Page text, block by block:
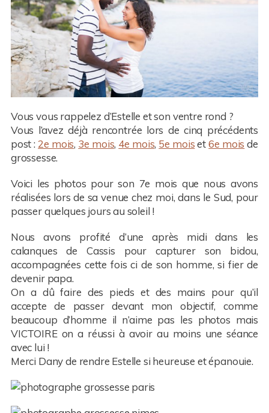
Vous vous rappelez d’Estelle et son ventre rond ?
Vous l’avez déjà rencontrée lors de cinq précédents
post :2e mois, 3e mois, 4e mois, 5e moiset6e mois de
grossesse.
Voici les photos pour son 7e mois que nous avons
réalisées lors de sa venue chez moi, dans le Sud, pour
passer quelques jours au soleil !
Nous avons profité d’une après midi dans les
calanques de Cassis pour capturer son bidou,
accompagnées cette fois ci de son homme, si fier de
devenir papa.
On a dû faire des pieds et des mains pour qu’il
accepte de passer devant mon objectif, comme
beaucoup d’homme il n’aime pas les photos mais
VICTOIRE on a réussi à avoir au moins une séance
avec lui !
Merci Dany de rendre Estelle si heureuse et épanouie.